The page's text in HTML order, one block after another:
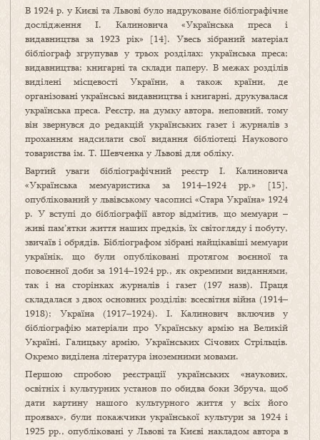
В 1924 р. у Києві та Львові було надруковане бібліо­графічне
дослідження І. Калиновича «Українська преса і
видавництва за 1923 рік» [14]. Увесь зібраний мате­ріал
бібліограф згрупував у трьох розділах: українська преса;
видавництва; книгарні та склади паперу. В межах розділів
виділені місцевості України, а також країни, де
організовані українські видавництва і книгарні, друкувалася
українська преса. Реєстр, на думку автора, неповний, тому
він звернувся до редакцій українських газет і журналів з
проханням надсилати свої видання бібліотеці Наукового
товариства ім. Т. Шевченка у Львові для обліку.
Вартий уваги бібліографічний реєстр І. Калиновича
«Українська мемуаристика за 1914–1924 рр.» [15],
опублікований у львівському часописі «Стара Україна» 1924
р. У вступі до бібліо­графії автор відмітив, що мемуари –
живі пам’ятки життя наших предків, їх світо­гляду і по­буту,
звичаїв і обрядів. Бібліографом зібрані найцікавіші мемуари
українік, що були опубліковані протягом воєнної та
повоєнної доби за 1914–1924 рр., як окремими виданнями,
так і на сторінках журналів і газет (197 назв). Праця
складалася з двох основних розділів: всесвітня війна (1914–
1918); Україна (1917–1924). І. Калинович включив у
бібліографію матеріали про Українську армію на Великій
Україні, Га­лицьку армію, Українських Січових Стрільців.
Окремо виділена література іноземними мовами.
Першою спробою реєстрації українських «наукових,
освітніх і культурних установ по обидва боки Збруча, щоб
дати картину нашого культурного життя у всіх його
проявах», були покажчики української культури за 1924 і
1925 рр., опубліковані у Львові та Києві накладом автора в